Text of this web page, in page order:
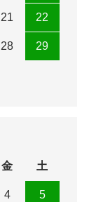
21 22
28 29
金 土
4 5